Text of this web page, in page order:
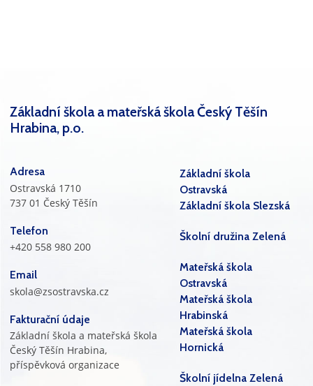
Základní škola a mateřská škola Český Těšín
Hrabina, p.o.
Adresa
Ostravská 1710
737 01 Český Těšín
Telefon
+420 558 980 200
Email
skola@zsostravska.cz
Fakturační údaje
Základní škola a mateřská škola
Český Těšín Hrabina,
příspěvková organizace
Základní škola
Ostravská
Základní škola Slezská
Školní družina Zelená
Mateřská škola
Ostravská
Mateřská škola
Hrabinská
Mateřská škola
Hornická
Školní jídelna Zelená